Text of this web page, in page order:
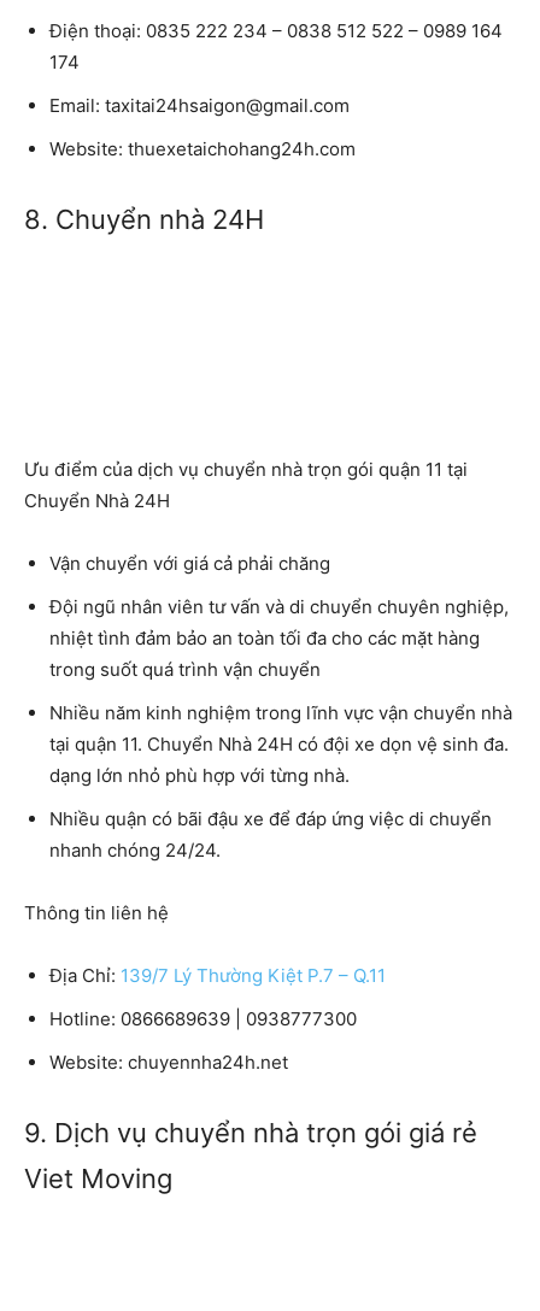
Điện thoại: 0835 222 234 – 0838 512 522 – 0989 164
174
Email: taxitai24hsaigon@gmail.com
Website: thuexetaichohang24h.com
8. Chuyển nhà 24H
Ưu điểm của dịch vụ chuyển nhà trọn gói quận 11 tại
Chuyển Nhà 24H
Vận chuyển với giá cả phải chăng
Đội ngũ nhân viên tư vấn và di chuyển chuyên nghiệp,
nhiệt tình đảm bảo an toàn tối đa cho các mặt hàng
trong suốt quá trình vận chuyển
Nhiều năm kinh nghiệm trong lĩnh vực vận chuyển nhà
tại quận 11. Chuyển Nhà 24H có đội xe dọn vệ sinh đa.
dạng lớn nhỏ phù hợp với từng nhà.
Nhiều quận có bãi đậu xe để đáp ứng việc di chuyển
nhanh chóng 24/24.
Thông tin liên hệ
Địa Chỉ: 139/7 Lý Thường Kiệt P.7 – Q.11
Hotline: 0866689639 | 0938777300
Website: chuyennha24h.net
9. Dịch vụ chuyển nhà trọn gói giá rẻ
Viet Moving